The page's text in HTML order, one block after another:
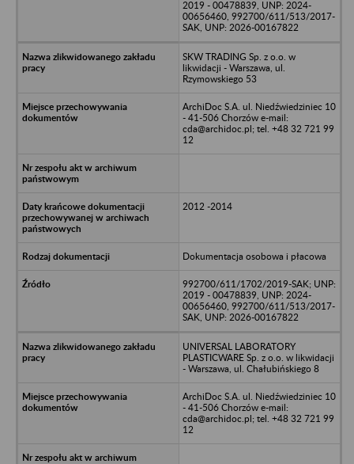
2019 - 00478839, UNP: 2024-
00656460, 992700/611/513/2017-
SAK, UNP: 2026-00167822
SKW TRADING Sp. z o.o. w
likwidacji - Warszawa, ul.
Rzymowskiego 53
ArchiDoc S.A. ul. Niedźwiedziniec 10
- 41-506 Chorzów e-mail:
cda@archidoc.pl; tel. +48 32 721 99
12
2012 -2014
Dokumentacja osobowa i płacowa
992700/611/1702/2019-SAK; UNP:
2019 - 00478839, UNP: 2024-
00656460, 992700/611/513/2017-
SAK, UNP: 2026-00167822
UNIVERSAL LABORATORY
PLASTICWARE Sp. z o.o. w likwidacji
- Warszawa, ul. Chałubińskiego 8
ArchiDoc S.A. ul. Niedźwiedziniec 10
- 41-506 Chorzów e-mail:
cda@archidoc.pl; tel. +48 32 721 99
12